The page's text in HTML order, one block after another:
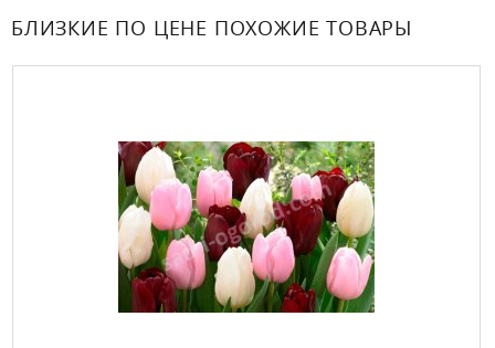
БЛИЗКИЕ ПО ЦЕНЕ ПОХОЖИЕ ТОВАРЫ